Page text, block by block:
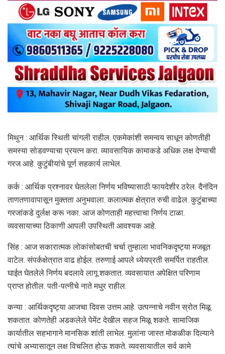
मिथुन : आर्थिक स्थिती चांगली राहील. एकमेकांशी समन्वय साधून कोणतीही
समस्या सोडवण्याचा प्रयत्न करा. व्यावसायिक कामाकडे अधिक लक्ष देण्याची
गरज आहे. कुटुंबीयांचे पूर्ण सहकार्य लाभेल.
कर्क : आर्थिक प्रश्‍नावर घेतलेला निर्णय भविष्यासाठी फायदेशीर ठरेल. दैनंदिन
ताणतणावापासून मुक्तता अनुभवाला. कलात्मक क्षेत्रात रुची वाढेल. कुटुंबाच्या
गरजांकडे दुर्लक्ष करू नका. आज कोणताही महत्त्वाचा निर्णय टाळा.
व्यवसायाच्या ठिकाणी आपली उपस्थिती आवश्यक आहे.
सिंह : आज सकारात्मक लोकांसोबतची चर्चा तुम्हाला भावनिकदृष्ट्या मजबूत
वाटेल. संपर्कक्षेत्रात वाढ होईल. तरुणाई आपले ध्येयप्रती समर्पित राहतील.
घाईत घेतलेले निर्णय बदलावे लागू शकतात. व्यवसायात अपेक्षित परिणाम
प्राप्त होतील. पती-पत्नीचे नाते मधुर राहील.
कन्या : आर्थिकदृष्ट्या आजचा दिवस उत्तम आहे. उत्पन्नाचे नवीन स्रोत मिळू
शकतात. कोणतेही अडकलेले पेमेंट देखील सहज मिळू शकते. सामाजिक
कार्यातील सहभागाने मानसिक शांती लाभेल. मुलांना जास्त मोकळीक दिल्याने
त्यांचे अभ्यासातून लक्ष विचलित होऊ शकते. व्यवसायातील सर्व कामे